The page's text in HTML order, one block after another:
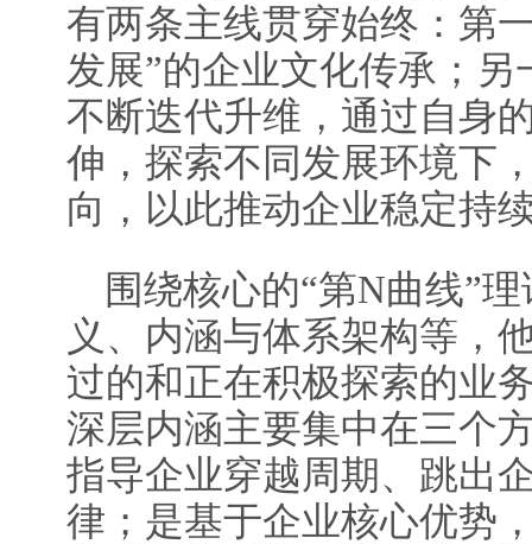
有两条主线贯穿始终：第
发展”的企业文化传承；
不断迭代升维，通过自身
伸，探索不同发展环境下
向，以此推动企业稳定持
围绕核心的“第N曲线”
义、内涵与体系架构等，
过的和正在积极探索的业
深层内涵主要集中在三个
指导企业穿越周期、跳出
律；是基于企业核心优势